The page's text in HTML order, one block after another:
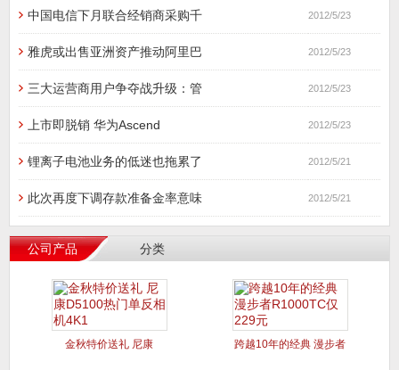
中国电信下月联合经销商采购千 2012/5/23
雅虎或出售亚洲资产推动阿里巴 2012/5/23
三大运营商用户争夺战升级：管 2012/5/23
上市即脱销 华为Ascend 2012/5/23
锂离子电池业务的低迷也拖累了 2012/5/21
此次再度下调存款准备金率意味 2012/5/21
公司产品 分类
金秋特价送礼 尼康 跨越10年的经典 漫步者